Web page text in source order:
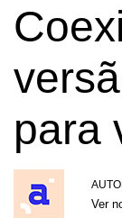
para
Ver